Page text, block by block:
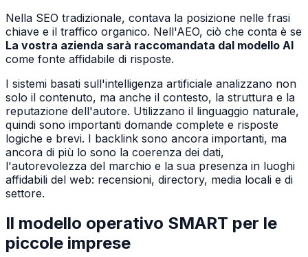
Nella SEO tradizionale, contava la posizione nelle frasi
chiave e il traffico organico. Nell'AEO, ciò che conta è se
La vostra azienda sarà raccomandata dal modello AI
come fonte affidabile di risposte.
I sistemi basati sull'intelligenza artificiale analizzano non
solo il contenuto, ma anche il contesto, la struttura e la
reputazione dell'autore. Utilizzano il linguaggio naturale,
quindi sono importanti domande complete e risposte
logiche e brevi. I backlink sono ancora importanti, ma
ancora di più lo sono la coerenza dei dati,
l'autorevolezza del marchio e la sua presenza in luoghi
affidabili del web: recensioni, directory, media locali e di
settore.
Il modello operativo SMART per le
piccole imprese